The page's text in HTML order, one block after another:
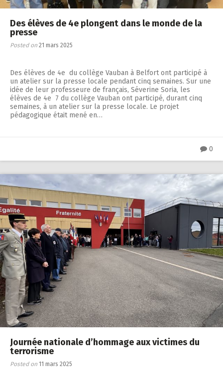
Des élèves de 4e plongent dans le monde de la
presse
Posted on 21 mars 2025
Des élèves de 4e du collège Vauban à Belfort ont participé à
un atelier sur la presse locale pendant cinq semaines. Sur une
idée de leur professeure de français, Séverine Soria, les
élèves de 4e 7 du collège Vauban ont participé, durant cinq
semaines, à un atelier sur la presse locale. Le projet
pédagogique était mené en…
0
Journée nationale d’hommage aux victimes du
terrorisme
Posted on 11 mars 2025